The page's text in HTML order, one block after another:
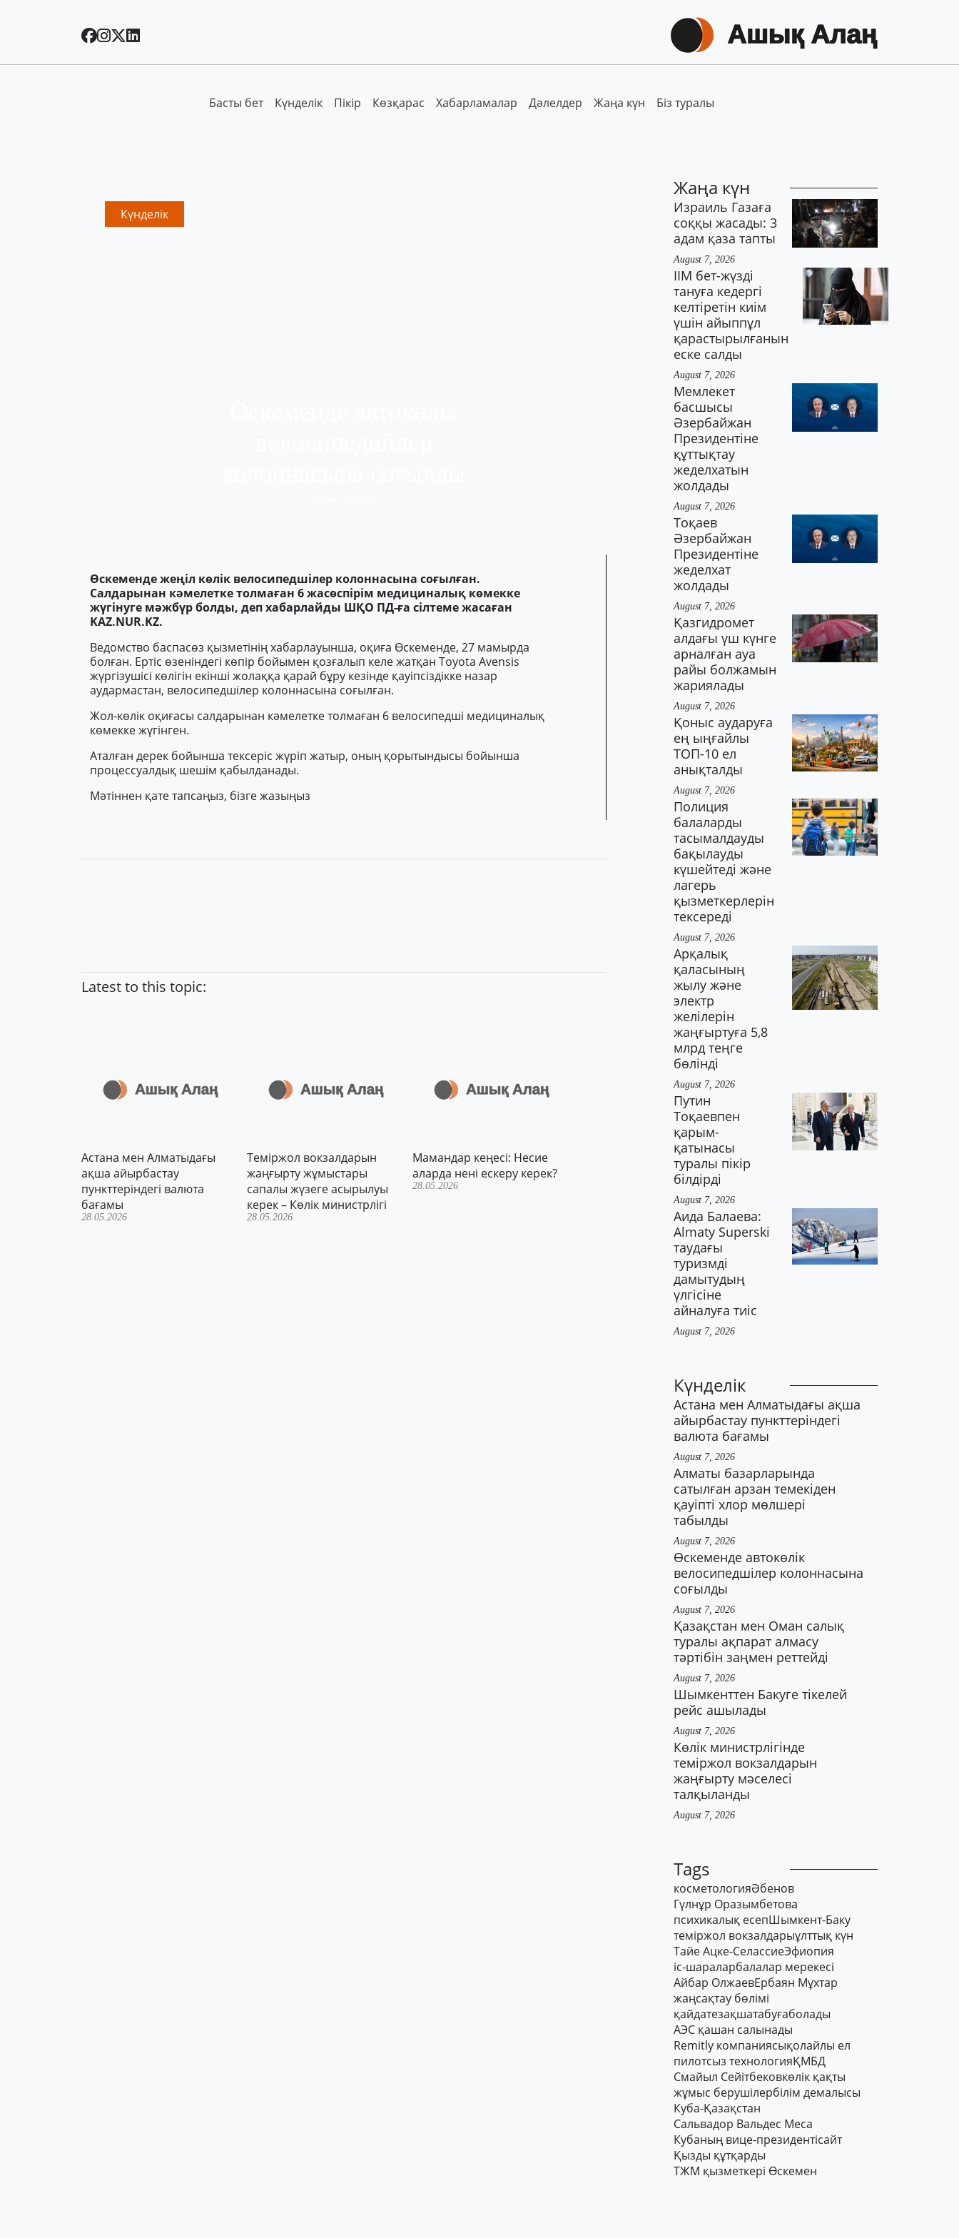
Басты бет Күнделік Пікір Көзқарас Хабарламалар Дәлелдер Жаңа күн Біз туралы
Күнделік
Өскеменде жеңіл көлік велосипедшілер колоннасына соғылған.
Салдарынан кәмелетке толмаған 6 жасөспірім медициналық көмекке
жүгінуге мәжбүр болды, деп хабарлайды ШҚО ПД-ға сілтеме жасаған
KAZ.NUR.KZ.
Ведомство баспасөз қызметінің хабарлауынша, оқиға Өскеменде, 27 мамырда
болған. Ертіс өзеніндегі көпір бойымен қозғалып келе жатқан Toyota Avensis
жүргізушісі көлігін екінші жолаққа қарай бұру кезінде қауіпсіздікке назар
аудармастан, велосипедшілер колоннасына соғылған.
Жол-көлік оқиғасы салдарынан кәмелетке толмаған 6 велосипедші медициналық
көмекке жүгінген.
Аталған дерек бойынша тексеріс жүріп жатыр, оның қорытындысы бойынша
процессуалдық шешім қабылданады.
Мәтіннен қате тапсаңыз, бізге жазыңыз
Latest to this topic:
Астана мен Алматыдағы
ақша айырбастау
пункттеріндегі валюта
бағамы
28.05.2026
Теміржол вокзалдарын
жаңғырту жұмыстары
сапалы жүзеге асырылуы
керек – Көлік министрлігі
28.05.2026
Мамандар кеңесі: Несие
аларда нені ескеру керек?
28.05.2026
Жаңа күн
Израиль Газаға
соққы жасады: 3
адам қаза тапты
August 7, 2026
ІІМ бет-жүзді
тануға кедергі
келтіретін киім
үшін айыппұл
қарастырылғанын
еске салды
August 7, 2026
Мемлекет
басшысы
Әзербайжан
Президентіне
құттықтау
жеделхатын
жолдады
August 7, 2026
Тоқаев
Әзербайжан
Президентіне
жеделхат
жолдады
August 7, 2026
Қазгидромет
алдағы үш күнге
арналған ауа
райы болжамын
жариялады
August 7, 2026
Қоныс аударуға
ең ыңғайлы
ТОП-10 ел
анықталды
August 7, 2026
Полиция
балаларды
тасымалдауды
бақылауды
күшейтеді және
лагерь
қызметкерлерін
тексереді
August 7, 2026
Арқалық
қаласының
жылу және
электр
желілерін
жаңғыртуға 5,8
млрд теңге
бөлінді
August 7, 2026
Путин
Тоқаевпен
қарым-
қатынасы
туралы пікір
білдірді
August 7, 2026
Аида Балаева:
Almaty Superski
таудағы
туризмді
дамытудың
үлгісіне
айналуға тиіс
August 7, 2026
Күнделік
Астана мен Алматыдағы ақша
айырбастау пункттеріндегі
валюта бағамы
August 7, 2026
Алматы базарларында
сатылған арзан темекіден
қауіпті хлор мөлшері
табылды
August 7, 2026
Өскеменде автокөлік
велосипедшілер колоннасына
соғылды
August 7, 2026
Қазақстан мен Оман салық
туралы ақпарат алмасу
тәртібін заңмен реттейді
August 7, 2026
Шымкенттен Бакуге тікелей
рейс ашылады
August 7, 2026
Көлік министрлігінде
теміржол вокзалдарын
жаңғырту мәселесі
талқыланды
August 7, 2026
Tags
косметологияӘбенов
Гүлнұр Оразымбетова
психикалық есепШымкент-Баку
теміржол вокзалдарыұлттық күн
Тайе Ацке-СелассиеЭфиопия
іс-шараларбалалар мерекесі
Айбар ОлжаевЕрбаян Мұхтар
жаңсақтау бөлімі
қайдатезақшатабуғаболады
АЭС қашан салынады
Remitly компаниясықолайлы ел
пилотсыз технологияҚМБД
Смайыл Сейітбековкөлік қақты
жұмыс берушілербілім демалысы
Куба-Қазақстан
Сальвадор Вальдес Меса
Кубаның вице-президентісайт
Қызды құтқарды
ТЖМ қызметкері Өскемен